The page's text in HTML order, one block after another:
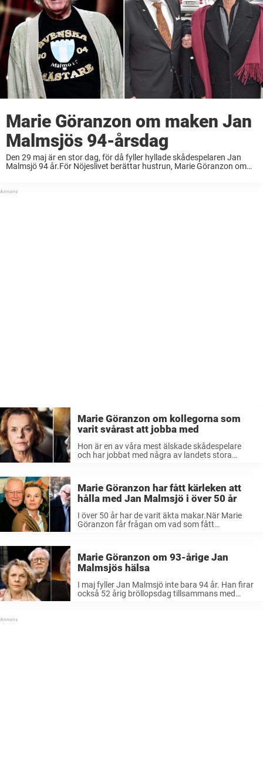
Marie Göranzon om maken Jan
Malmsjös 94-årsdag
Den 29 maj är en stor dag, för då fyller hyllade skådespelaren Jan
Malmsjö 94 år.För Nöjeslivet berättar hustrun, Marie Göranzon om
Marie Göranzon om kollegorna som
varit svårast att jobba med
Hon är en av våra mest älskade skådespelare
och har jobbat med några av landets stora
Marie Göranzon har fått kärleken att
hålla med Jan Malmsjö i över 50 år
I över 50 år har de varit äkta makar.När Marie
Göranzon får frågan om vad som fått
Marie Göranzon om 93-årige Jan
Malmsjös hälsa
I maj fyller Jan Malmsjö inte bara 94 år. Han firar
också 52 årig bröllopsdag tillsammans med